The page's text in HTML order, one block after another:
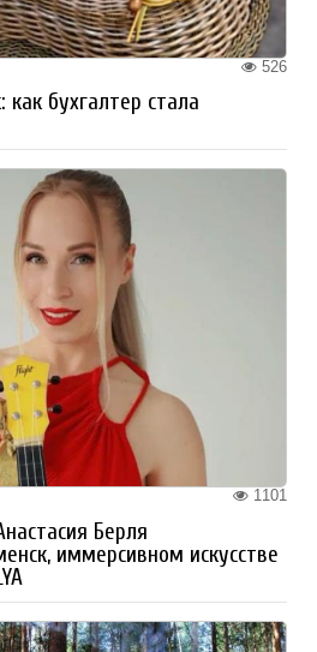
526
как бухгалтер стала
1101
Берля
иммерсивном искусстве